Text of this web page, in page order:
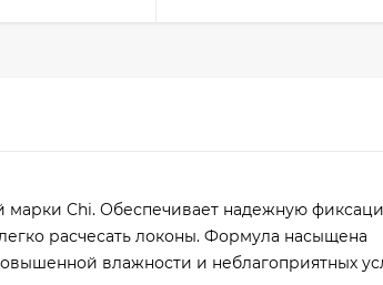
марки Chi. Обеспечивает надежную
расчесать локоны. Формула насыщена
влажности и неблагоприятных